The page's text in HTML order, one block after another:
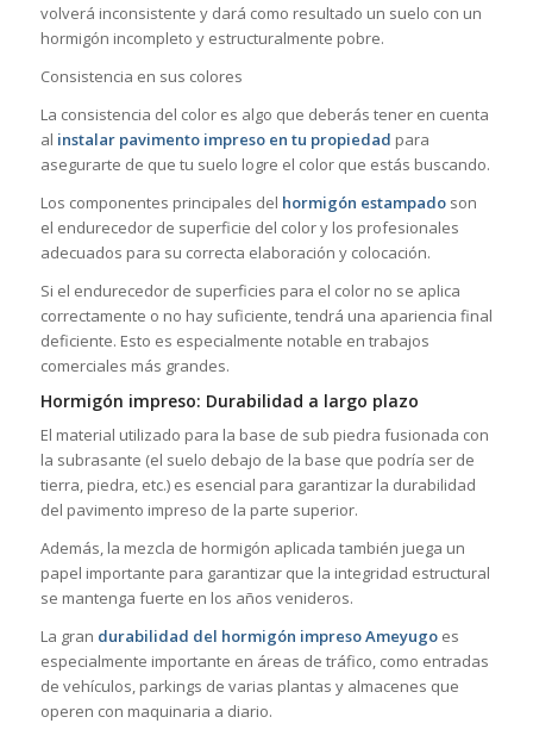
volverá inconsistente y dará como resultado un suelo con un
hormigón incompleto y estructuralmente pobre.
Consistencia en sus colores
La consistencia del color es algo que deberás tener en cuenta
al instalar pavimento impreso en tu propiedad para
asegurarte de que tu suelo logre el color que estás buscando.
Los componentes principales del hormigón estampadoson
el endurecedor de superficie del color y los profesionales
adecuados para su correcta elaboración y colocación.
Si el endurecedor de superficies para el color no se aplica
correctamente o no hay suficiente, tendrá una apariencia final
deficiente. Esto es especialmente notable en trabajos
comerciales más grandes.
Hormigón impreso: Durabilidad a largo plazo
El material utilizado para la base de sub piedra fusionada con
la subrasante (el suelo debajo de la base que podría ser de
tierra, piedra, etc.) es esencial para garantizar la durabilidad
del pavimento impreso de la parte superior.
Además, la mezcla de hormigón aplicada también juega un
papel importante para garantizar que la integridad estructural
se mantenga fuerte en los años venideros.
La gran durabilidad del hormigón impreso Ameyugoes
especialmente importante en áreas de tráfico, como entradas
de vehículos, parkings de varias plantas y almacenes que
operen con maquinaria a diario.